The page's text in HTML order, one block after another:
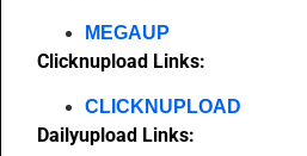
MEGAUP
Clicknupload Links:
CLICKNUPLOAD
Dailyupload Links: